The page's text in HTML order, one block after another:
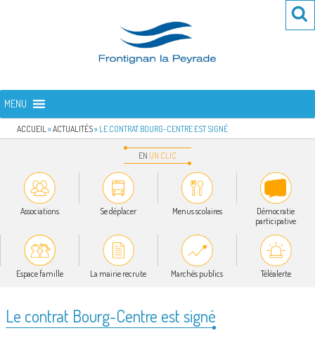
FRONTIGNAN LA PEYRADE
MENU
ACCUEIL »ACTUALITÉS» LE CONTRAT BOURG-CENTRE EST SIGNÉ
EN UN CLIC
Associations Se déplacer Menus scolaires
Démocratie
participative
Espace famille La mairie recrute Marchés publics Téléalerte
Le contrat Bourg-Centre est signé